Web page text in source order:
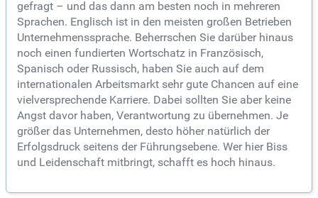
gefragt – und das dann am besten noch in mehreren
Sprachen. Englisch ist in den meisten großen Betrieben
Unternehmenssprache. Beherrschen Sie darüber hinaus
noch einen fundierten Wortschatz in Französisch,
Spanisch oder Russisch, haben Sie auch auf dem
internationalen Arbeitsmarkt sehr gute Chancen auf eine
vielversprechende Karriere. Dabei sollten Sie aber keine
Angst davor haben, Verantwortung zu übernehmen. Je
größer das Unternehmen, desto höher natürlich der
Erfolgsdruck seitens der Führungsebene. Wer hier Biss
und Leidenschaft mitbringt, schafft es hoch hinaus.